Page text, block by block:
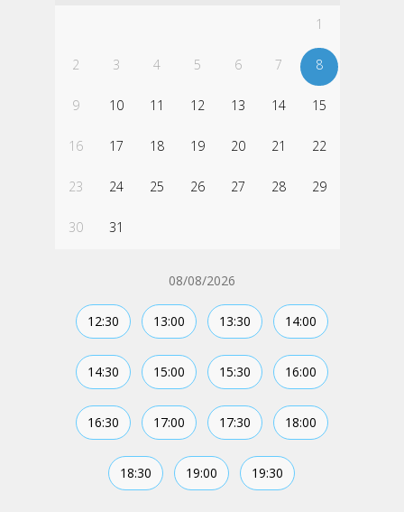
1
2 3 4 5 6 7 8
9 10 11 12 13 14 15
16 17 18 19 20 21 22
23 24 25 26 27 28 29
30 31
08/08/2026
12:30 13:00 13:30 14:00
14:30 15:00 15:30 16:00
16:30 17:00 17:30 18:00
18:30 19:00 19:30